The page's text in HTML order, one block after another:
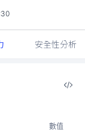
安全性分析